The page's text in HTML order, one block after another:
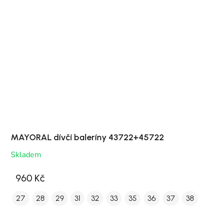
MAYORAL dívčí baleríny 43722+45722
Skladem
960 Kč
27 28 29 31 32 33 35 36 37 38